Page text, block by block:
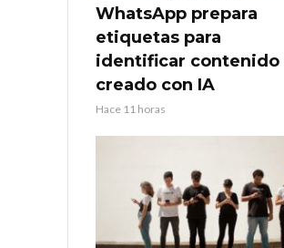
WhatsApp prepara
etiquetas para
identificar contenido
creado con IA
Hace 11 horas